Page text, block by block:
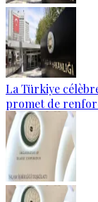
La Türkiye
promet de